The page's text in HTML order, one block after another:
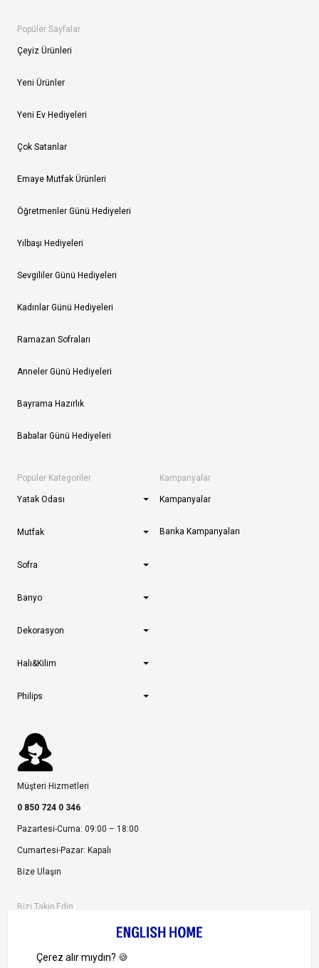
Popüler Sayfalar
Çeyiz Ürünleri
Yeni Ürünler
Yeni Ev Hediyeleri
Çok Satanlar
Emaye Mutfak Ürünleri
Öğretmenler Günü Hediyeleri
Yılbaşı Hediyeleri
Sevgililer Günü Hediyeleri
Kadınlar Günü Hediyeleri
Ramazan Sofraları
Anneler Günü Hediyeleri
Bayrama Hazırlık
Babalar Günü Hediyeleri
Popüler Kategoriler
Yatak Odası
Mutfak
Sofra
Banyo
Dekorasyon
Halı&Kilim
Philips
Kampanyalar
Kampanyalar
Banka Kampanyaları
Müşteri Hizmetleri
0 850 724 0 346
Pazartesi-Cuma: 09:00 – 18:00
Cumartesi-Pazar: Kapalı
Bize Ulaşın
Bizi Takip Edin